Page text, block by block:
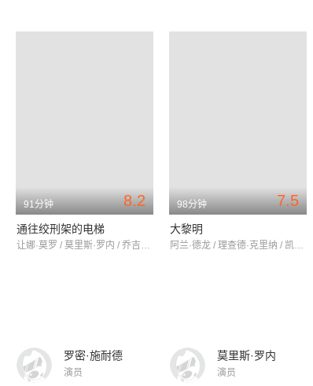
8.2
91分钟
通往绞刑架的电梯
让娜·莫罗 / 莫里斯·罗内 / 乔吉斯·伯乔利
7.5
98分钟
大黎明
阿兰·德龙 / 理查德·克里纳 / 凯瑟琳·德纳芙
罗密·施耐德
演员
莫里斯·罗内
演员